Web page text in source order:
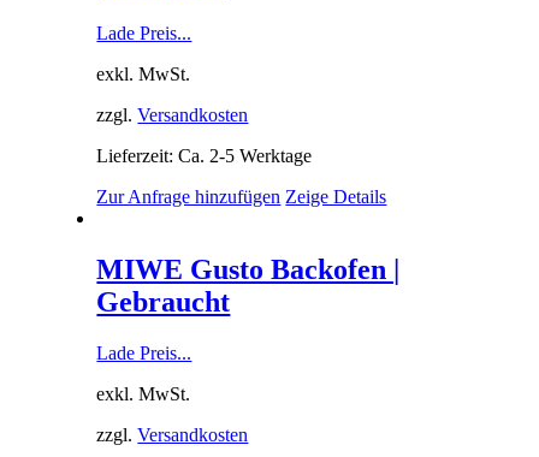
Lade Preis...
exkl. MwSt.
zzgl.Versandkosten
Lieferzeit: Ca. 2-5 Werktage
Zur Anfrage hinzufügen Zeige Details
MIWE Gusto Backofen |
Gebraucht
Lade Preis...
exkl. MwSt.
zzgl.Versandkosten